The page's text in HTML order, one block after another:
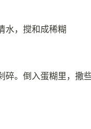
水，搅和成稀糊
碎。倒入蛋糊里，撒